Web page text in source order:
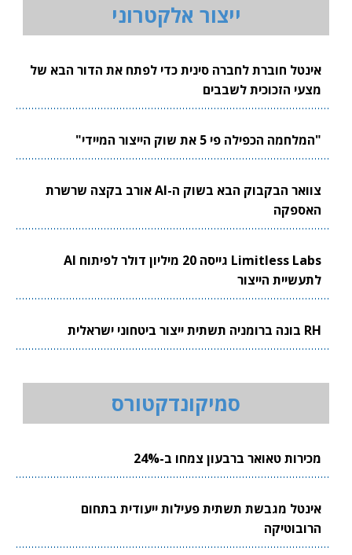
ייצור אלקטרוני
אינטל חוברת לחברה סינית כדי לפתח את הדור הבא של
מצעי הזכוכית לשבבים
"המלחמה הכפילה פי 5 את שוק הייצור המיידי"
צוואר הבקבוק הבא בשוק ה-AI אורב בקצה שרשרת
האספקה
Limitless Labs גייסה 20 מיליון דולר לפיתוח AI
לתעשיית הייצור
RH בונה ברומניה תשתית ייצור ביטחוני ישראלית
סמיקונדקטורס
מכירות טאואר ברבעון צמחו ב-24%
אינטל מגבשת תשתית פעילות ייעודית בתחום
הרובוטיקה